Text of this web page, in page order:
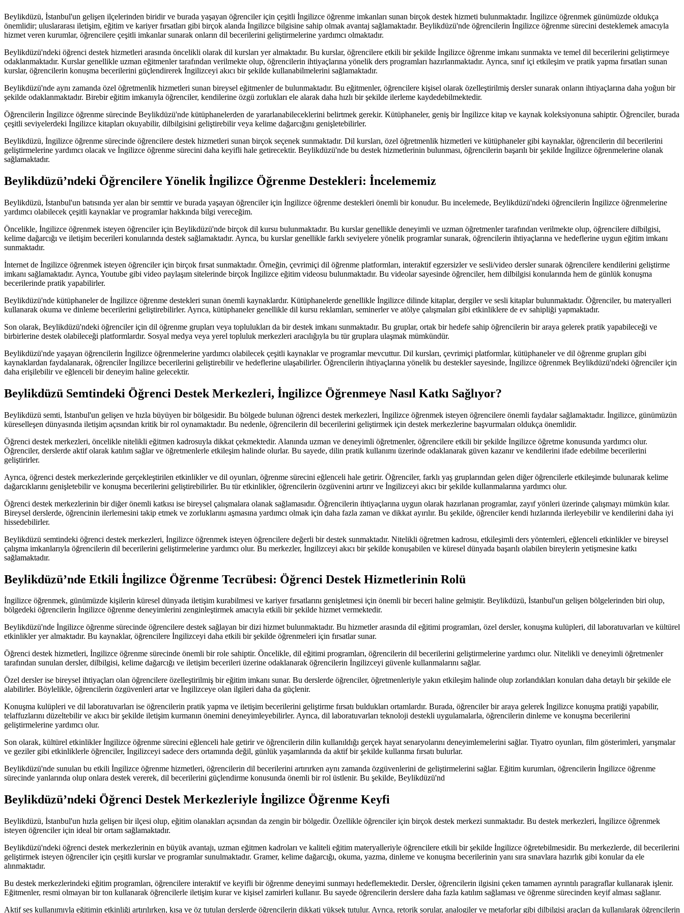
Beylikdüzü, İstanbul'un gelişen ilçelerinden biridir ve burada yaşayan öğrenciler için çeşitli İngilizce öğrenme imkanları sunan birçok destek hizmeti bulunmaktadır. İngilizce öğrenmek günümüzde oldukça
önemlidir; uluslararası iletişim, eğitim ve kariyer fırsatları gibi birçok alanda İngilizce bilgisine sahip olmak avantaj sağlamaktadır. Beylikdüzü'nde öğrencilerin İngilizce öğrenme sürecini desteklemek amacıyla
hizmet veren kurumlar, öğrencilere çeşitli imkanlar sunarak onların dil becerilerini geliştirmelerine yardımcı olmaktadır.
Beylikdüzü'ndeki öğrenci destek hizmetleri arasında öncelikli olarak dil kursları yer almaktadır. Bu kurslar, öğrencilere etkili bir şekilde İngilizce öğrenme imkanı sunmakta ve temel dil becerilerini geliştirmeye
odaklanmaktadır. Kurslar genellikle uzman eğitmenler tarafından verilmekte olup, öğrencilerin ihtiyaçlarına yönelik ders programları hazırlanmaktadır. Ayrıca, sınıf içi etkileşim ve pratik yapma fırsatları sunan
kurslar, öğrencilerin konuşma becerilerini güçlendirerek İngilizceyi akıcı bir şekilde kullanabilmelerini sağlamaktadır.
Beylikdüzü'nde aynı zamanda özel öğretmenlik hizmetleri sunan bireysel eğitmenler de bulunmaktadır. Bu eğitmenler, öğrencilere kişisel olarak özelleştirilmiş dersler sunarak onların ihtiyaçlarına daha yoğun bir
şekilde odaklanmaktadır. Birebir eğitim imkanıyla öğrenciler, kendilerine özgü zorlukları ele alarak daha hızlı bir şekilde ilerleme kaydedebilmektedir.
Öğrencilerin İngilizce öğrenme sürecinde Beylikdüzü'nde kütüphanelerden de yararlanabileceklerini belirtmek gerekir. Kütüphaneler, geniş bir İngilizce kitap ve kaynak koleksiyonuna sahiptir. Öğrenciler, burada
çeşitli seviyelerdeki İngilizce kitapları okuyabilir, dilbilgisini geliştirebilir veya kelime dağarcığını genişletebilirler.
Beylikdüzü, İngilizce öğrenme sürecinde öğrencilere destek hizmetleri sunan birçok seçenek sunmaktadır. Dil kursları, özel öğretmenlik hizmetleri ve kütüphaneler gibi kaynaklar, öğrencilerin dil becerilerini
geliştirmelerine yardımcı olacak ve İngilizce öğrenme sürecini daha keyifli hale getirecektir. Beylikdüzü'nde bu destek hizmetlerinin bulunması, öğrencilerin başarılı bir şekilde İngilizce öğrenmelerine olanak
sağlamaktadır.
Beylikdüzü’ndeki Öğrencilere Yönelik İngilizce Öğrenme Destekleri: İncelememiz
Beylikdüzü, İstanbul'un batısında yer alan bir semttir ve burada yaşayan öğrenciler için İngilizce öğrenme destekleri önemli bir konudur. Bu incelemede, Beylikdüzü'ndeki öğrencilerin İngilizce öğrenmelerine
yardımcı olabilecek çeşitli kaynaklar ve programlar hakkında bilgi vereceğim.
Öncelikle, İngilizce öğrenmek isteyen öğrenciler için Beylikdüzü'nde birçok dil kursu bulunmaktadır. Bu kurslar genellikle deneyimli ve uzman öğretmenler tarafından verilmekte olup, öğrencilere dilbilgisi,
kelime dağarcığı ve iletişim becerileri konularında destek sağlamaktadır. Ayrıca, bu kurslar genellikle farklı seviyelere yönelik programlar sunarak, öğrencilerin ihtiyaçlarına ve hedeflerine uygun eğitim imkanı
sunmaktadır.
İnternet de İngilizce öğrenmek isteyen öğrenciler için birçok fırsat sunmaktadır. Örneğin, çevrimiçi dil öğrenme platformları, interaktif egzersizler ve sesli/video dersler sunarak öğrencilere kendilerini geliştirme
imkanı sağlamaktadır. Ayrıca, Youtube gibi video paylaşım sitelerinde birçok İngilizce eğitim videosu bulunmaktadır. Bu videolar sayesinde öğrenciler, hem dilbilgisi konularında hem de günlük konuşma
becerilerinde pratik yapabilirler.
Beylikdüzü'nde kütüphaneler de İngilizce öğrenme destekleri sunan önemli kaynaklardır. Kütüphanelerde genellikle İngilizce dilinde kitaplar, dergiler ve sesli kitaplar bulunmaktadır. Öğrenciler, bu materyalleri
kullanarak okuma ve dinleme becerilerini geliştirebilirler. Ayrıca, kütüphaneler genellikle dil kursu reklamları, seminerler ve atölye çalışmaları gibi etkinliklere de ev sahipliği yapmaktadır.
Son olarak, Beylikdüzü'ndeki öğrenciler için dil öğrenme grupları veya toplulukları da bir destek imkanı sunmaktadır. Bu gruplar, ortak bir hedefe sahip öğrencilerin bir araya gelerek pratik yapabileceği ve
birbirlerine destek olabileceği platformlardır. Sosyal medya veya yerel topluluk merkezleri aracılığıyla bu tür gruplara ulaşmak mümkündür.
Beylikdüzü'nde yaşayan öğrencilerin İngilizce öğrenmelerine yardımcı olabilecek çeşitli kaynaklar ve programlar mevcuttur. Dil kursları, çevrimiçi platformlar, kütüphaneler ve dil öğrenme grupları gibi
kaynaklardan faydalanarak, öğrenciler İngilizce becerilerini geliştirebilir ve hedeflerine ulaşabilirler. Öğrencilerin ihtiyaçlarına yönelik bu destekler sayesinde, İngilizce öğrenmek Beylikdüzü'ndeki öğrenciler için
daha erişilebilir ve eğlenceli bir deneyim haline gelecektir.
Beylikdüzü Semtindeki Öğrenci Destek Merkezleri, İngilizce Öğrenmeye Nasıl Katkı Sağlıyor?
Beylikdüzü semti, İstanbul'un gelişen ve hızla büyüyen bir bölgesidir. Bu bölgede bulunan öğrenci destek merkezleri, İngilizce öğrenmek isteyen öğrencilere önemli faydalar sağlamaktadır. İngilizce, günümüzün
küreselleşen dünyasında iletişim açısından kritik bir rol oynamaktadır. Bu nedenle, öğrencilerin dil becerilerini geliştirmek için destek merkezlerine başvurmaları oldukça önemlidir.
Öğrenci destek merkezleri, öncelikle nitelikli eğitmen kadrosuyla dikkat çekmektedir. Alanında uzman ve deneyimli öğretmenler, öğrencilere etkili bir şekilde İngilizce öğretme konusunda yardımcı olur.
Öğrenciler, derslerde aktif olarak katılım sağlar ve öğretmenlerle etkileşim halinde olurlar. Bu sayede, dilin pratik kullanımı üzerinde odaklanarak güven kazanır ve kendilerini ifade edebilme becerilerini
geliştirirler.
Ayrıca, öğrenci destek merkezlerinde gerçekleştirilen etkinlikler ve dil oyunları, öğrenme sürecini eğlenceli hale getirir. Öğrenciler, farklı yaş gruplarından gelen diğer öğrencilerle etkileşimde bulunarak kelime
dağarcıklarını genişletebilir ve konuşma becerilerini geliştirebilirler. Bu tür etkinlikler, öğrencilerin özgüvenini artırır ve İngilizceyi akıcı bir şekilde kullanmalarına yardımcı olur.
Öğrenci destek merkezlerinin bir diğer önemli katkısı ise bireysel çalışmalara olanak sağlamasıdır. Öğrencilerin ihtiyaçlarına uygun olarak hazırlanan programlar, zayıf yönleri üzerinde çalışmayı mümkün kılar.
Bireysel derslerde, öğrencinin ilerlemesini takip etmek ve zorluklarını aşmasına yardımcı olmak için daha fazla zaman ve dikkat ayırılır. Bu şekilde, öğrenciler kendi hızlarında ilerleyebilir ve kendilerini daha iyi
hissedebilirler.
Beylikdüzü semtindeki öğrenci destek merkezleri, İngilizce öğrenmek isteyen öğrencilere değerli bir destek sunmaktadır. Nitelikli öğretmen kadrosu, etkileşimli ders yöntemleri, eğlenceli etkinlikler ve bireysel
çalışma imkanlarıyla öğrencilerin dil becerilerini geliştirmelerine yardımcı olur. Bu merkezler, İngilizceyi akıcı bir şekilde konuşabilen ve küresel dünyada başarılı olabilen bireylerin yetişmesine katkı
sağlamaktadır.
Beylikdüzü’nde Etkili İngilizce Öğrenme Tecrübesi: Öğrenci Destek Hizmetlerinin Rolü
İngilizce öğrenmek, günümüzde kişilerin küresel dünyada iletişim kurabilmesi ve kariyer fırsatlarını genişletmesi için önemli bir beceri haline gelmiştir. Beylikdüzü, İstanbul'un gelişen bölgelerinden biri olup,
bölgedeki öğrencilerin İngilizce öğrenme deneyimlerini zenginleştirmek amacıyla etkili bir şekilde hizmet vermektedir.
Beylikdüzü'nde İngilizce öğrenme sürecinde öğrencilere destek sağlayan bir dizi hizmet bulunmaktadır. Bu hizmetler arasında dil eğitimi programları, özel dersler, konuşma kulüpleri, dil laboratuvarları ve kültürel
etkinlikler yer almaktadır. Bu kaynaklar, öğrencilere İngilizceyi daha etkili bir şekilde öğrenmeleri için fırsatlar sunar.
Öğrenci destek hizmetleri, İngilizce öğrenme sürecinde önemli bir role sahiptir. Öncelikle, dil eğitimi programları, öğrencilerin dil becerilerini geliştirmelerine yardımcı olur. Nitelikli ve deneyimli öğretmenler
tarafından sunulan dersler, dilbilgisi, kelime dağarcığı ve iletişim becerileri üzerine odaklanarak öğrencilerin İngilizceyi güvenle kullanmalarını sağlar.
Özel dersler ise bireysel ihtiyaçları olan öğrencilere özelleştirilmiş bir eğitim imkanı sunar. Bu derslerde öğrenciler, öğretmenleriyle yakın etkileşim halinde olup zorlandıkları konuları daha detaylı bir şekilde ele
alabilirler. Böylelikle, öğrencilerin özgüvenleri artar ve İngilizceye olan ilgileri daha da güçlenir.
Konuşma kulüpleri ve dil laboratuvarları ise öğrencilerin pratik yapma ve iletişim becerilerini geliştirme fırsatı buldukları ortamlardır. Burada, öğrenciler bir araya gelerek İngilizce konuşma pratiği yapabilir,
telaffuzlarını düzeltebilir ve akıcı bir şekilde iletişim kurmanın önemini deneyimleyebilirler. Ayrıca, dil laboratuvarları teknoloji destekli uygulamalarla, öğrencilerin dinleme ve konuşma becerilerini
geliştirmelerine yardımcı olur.
Son olarak, kültürel etkinlikler İngilizce öğrenme sürecini eğlenceli hale getirir ve öğrencilerin dilin kullanıldığı gerçek hayat senaryolarını deneyimlemelerini sağlar. Tiyatro oyunları, film gösterimleri, yarışmalar
ve geziler gibi etkinliklerle öğrenciler, İngilizceyi sadece ders ortamında değil, günlük yaşamlarında da aktif bir şekilde kullanma fırsatı bulurlar.
Beylikdüzü'nde sunulan bu etkili İngilizce öğrenme hizmetleri, öğrencilerin dil becerilerini artırırken aynı zamanda özgüvenlerini de geliştirmelerini sağlar. Eğitim kurumları, öğrencilerin İngilizce öğrenme
sürecinde yanlarında olup onlara destek vererek, dil becerilerini güçlendirme konusunda önemli bir rol üstlenir. Bu şekilde, Beylikdüzü'nd
Beylikdüzü’ndeki Öğrenci Destek Merkezleriyle İngilizce Öğrenme Keyfi
Beylikdüzü, İstanbul'un hızla gelişen bir ilçesi olup, eğitim olanakları açısından da zengin bir bölgedir. Özellikle öğrenciler için birçok destek merkezi sunmaktadır. Bu destek merkezleri, İngilizce öğrenmek
isteyen öğrenciler için ideal bir ortam sağlamaktadır.
Beylikdüzü'ndeki öğrenci destek merkezlerinin en büyük avantajı, uzman eğitmen kadroları ve kaliteli eğitim materyalleriyle öğrencilere etkili bir şekilde İngilizce öğretebilmesidir. Bu merkezlerde, dil becerilerini
geliştirmek isteyen öğrenciler için çeşitli kurslar ve programlar sunulmaktadır. Gramer, kelime dağarcığı, okuma, yazma, dinleme ve konuşma becerilerinin yanı sıra sınavlara hazırlık gibi konular da ele
alınmaktadır.
Bu destek merkezlerindeki eğitim programları, öğrencilere interaktif ve keyifli bir öğrenme deneyimi sunmayı hedeflemektedir. Dersler, öğrencilerin ilgisini çeken tamamen ayrıntılı paragraflar kullanarak işlenir.
Eğitmenler, resmi olmayan bir ton kullanarak öğrencilerle iletişim kurar ve kişisel zamirleri kullanır. Bu sayede öğrencilerin derslere daha fazla katılım sağlaması ve öğrenme sürecinden keyif alması sağlanır.
Aktif ses kullanımıyla eğitimin etkinliği artırılırken, kısa ve öz tutulan derslerde öğrencilerin dikkati yüksek tutulur. Ayrıca, retorik sorular, analogiler ve metaforlar gibi dilbilgisi araçları da kullanılarak öğrencilerin